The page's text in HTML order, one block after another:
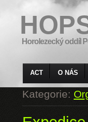
Horolezecký oddíl
ACT O NÁS
Kategorie: